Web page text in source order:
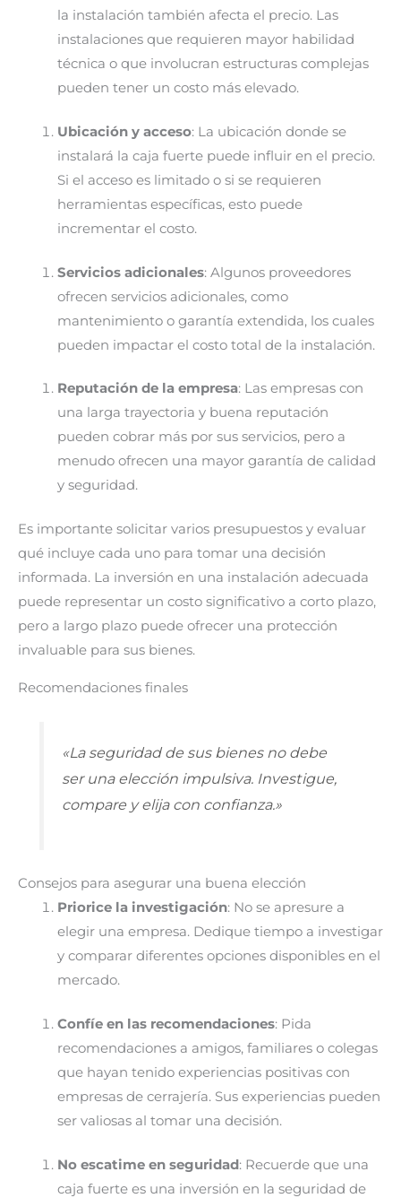
la instalación también afecta el precio. Las
instalaciones que requieren mayor habilidad
técnica o que involucran estructuras complejas
pueden tener un costo más elevado.
Ubicación y acceso: La ubicación donde se
instalará la caja fuerte puede influir en el precio.
Si el acceso es limitado o si se requieren
herramientas específicas, esto puede
incrementar el costo.
Servicios adicionales: Algunos proveedores
ofrecen servicios adicionales, como
mantenimiento o garantía extendida, los cuales
pueden impactar el costo total de la instalación.
Reputación de la empresa: Las empresas con
una larga trayectoria y buena reputación
pueden cobrar más por sus servicios, pero a
menudo ofrecen una mayor garantía de calidad
y seguridad.
Es importante solicitar varios presupuestos y evaluar
qué incluye cada uno para tomar una decisión
informada. La inversión en una instalación adecuada
puede representar un costo significativo a corto plazo,
pero a largo plazo puede ofrecer una protección
invaluable para sus bienes.
Recomendaciones finales
«La seguridad de sus bienes no debe
ser una elección impulsiva. Investigue,
compare y elija con confianza.»
Consejos para asegurar una buena elección
Priorice la investigación: No se apresure a
elegir una empresa. Dedique tiempo a investigar
y comparar diferentes opciones disponibles en el
mercado.
Confíe en las recomendaciones: Pida
recomendaciones a amigos, familiares o colegas
que hayan tenido experiencias positivas con
empresas de cerrajería. Sus experiencias pueden
ser valiosas al tomar una decisión.
No escatime en seguridad: Recuerde que una
caja fuerte es una inversión en la seguridad de